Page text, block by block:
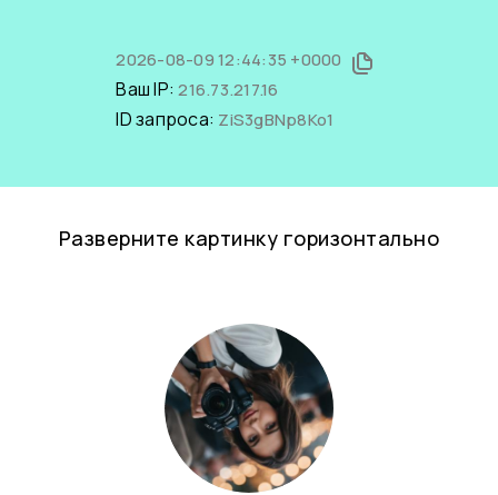
2026-08-09 12:44:35 +0000
Ваш IP:216.73.217.16
ID запроса: ZiS3gBNp8Ko1
Разверните картинку горизонтально